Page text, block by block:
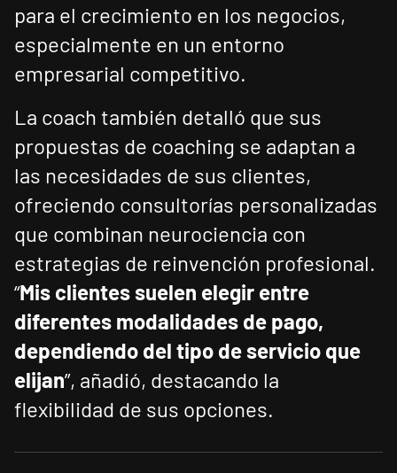
para el crecimiento en los negocios,
especialmente en un entorno
empresarial competitivo.
La coach también detalló que sus
propuestas de coaching se adaptan a
las necesidades de sus clientes,
ofreciendo consultorías personalizadas
que combinan neurociencia con
estrategias de reinvención profesional.
“Mis clientes suelen elegir entre
diferentes modalidades de pago,
dependiendo del tipo de servicio que
elijan”, añadió, destacando la
flexibilidad de sus opciones.